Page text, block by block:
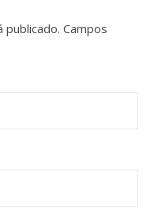
publicado. Campos